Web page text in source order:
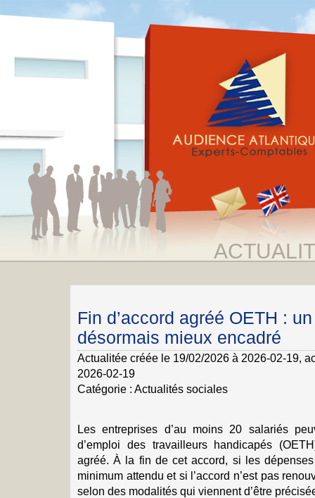
Fin d’accord agréé OETH :
désormais mieux encadré
Actualitée créée le 19/02/2026 à 2026-02-19,
2026-02-19
Catégorie : Actualités sociales
Les entreprises d’au moins 20 salariés
d’emploi des travailleurs handicapés
agréé. À la fin de cet accord, si les
minimum attendu et si l’accord n’est pas
selon des modalités qui viennent d’être